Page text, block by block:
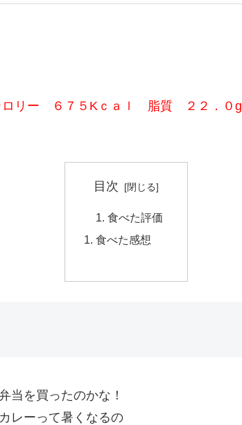
ロリー ６７５Kｃａｌ 脂質 ２２．０g
目次
食べた評価
食べた感想
当を買ったのかな！
レーって暑くなるの